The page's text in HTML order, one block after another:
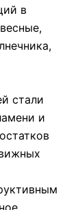
в
стали
и